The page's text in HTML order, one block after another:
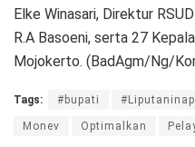
Elke Winasari, Direktur
R.A Basoeni, serta 27
Mojokerto. (BadAgm/Ng/
Tags: #bupati
Monev Optimalkan